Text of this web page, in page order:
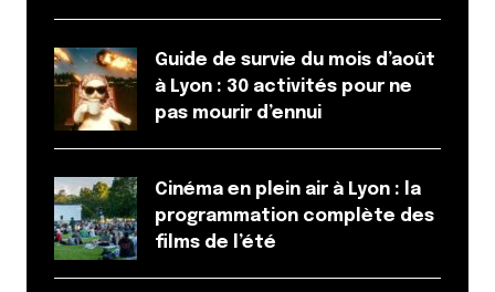
Guide de survie du mois d’août
à Lyon : 30 activités pour ne
pas mourir d’ennui
Cinéma en plein air à Lyon : la
programmation complète des
films de l’été